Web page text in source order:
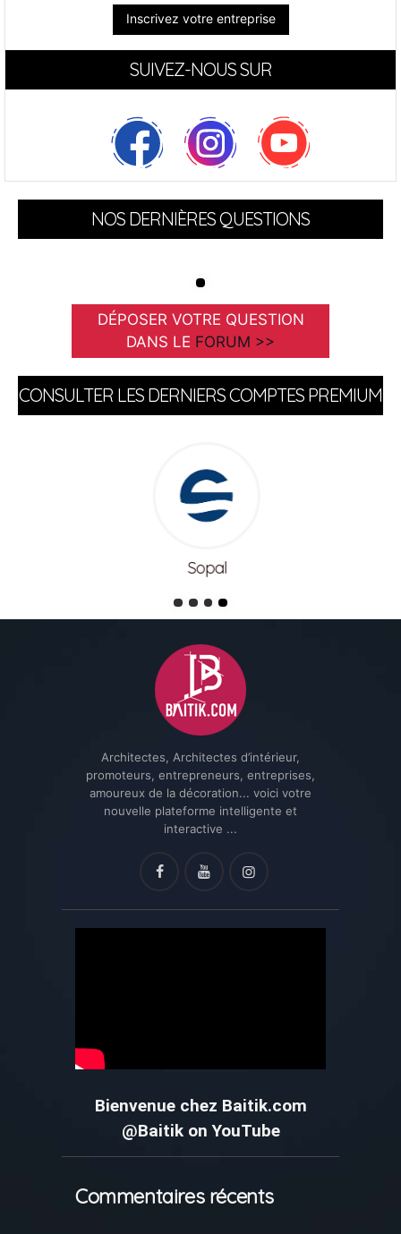
Inscrivez votre entreprise
SUIVEZ-NOUS SUR
NOS DERNIÈRES QUESTIONS
DÉPOSER VOTRE QUESTION
DANS LE FORUM >>
CONSULTER LES DERNIERS COMPTES PREMIUM
Sopal
Architectes, Architectes d’intérieur,
promoteurs, entrepreneurs, entreprises,
amoureux de la décoration... voici votre
nouvelle plateforme intelligente et
interactive ...
Bienvenue chez Baitik.com
@Baitik on YouTube
Commentaires récents